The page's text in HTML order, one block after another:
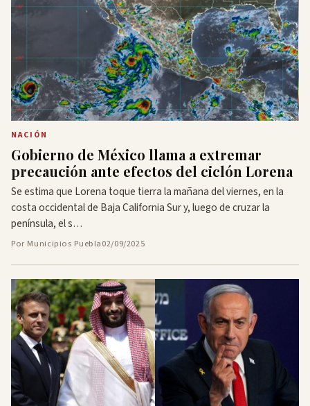
NACIÓN
Gobierno de México llama a extremar
precaución ante efectos del ciclón Lorena
Se estima que Lorena toque tierra la mañana del viernes, en la
costa occidental de Baja California Sur y, luego de cruzar la
península, el s…
Por Municipios Puebla02/09/2025